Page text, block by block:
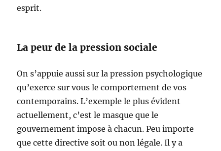
esprit.
La peur de la pression sociale
On s’appuie aussi sur la pression psychologique
qu’exerce sur vous le comportement de vos
contemporains. L’exemple le plus évident
actuellement, c’est le masque que le
gouvernement impose à chacun. Peu importe
que cette directive soit ou non légale. Il y a